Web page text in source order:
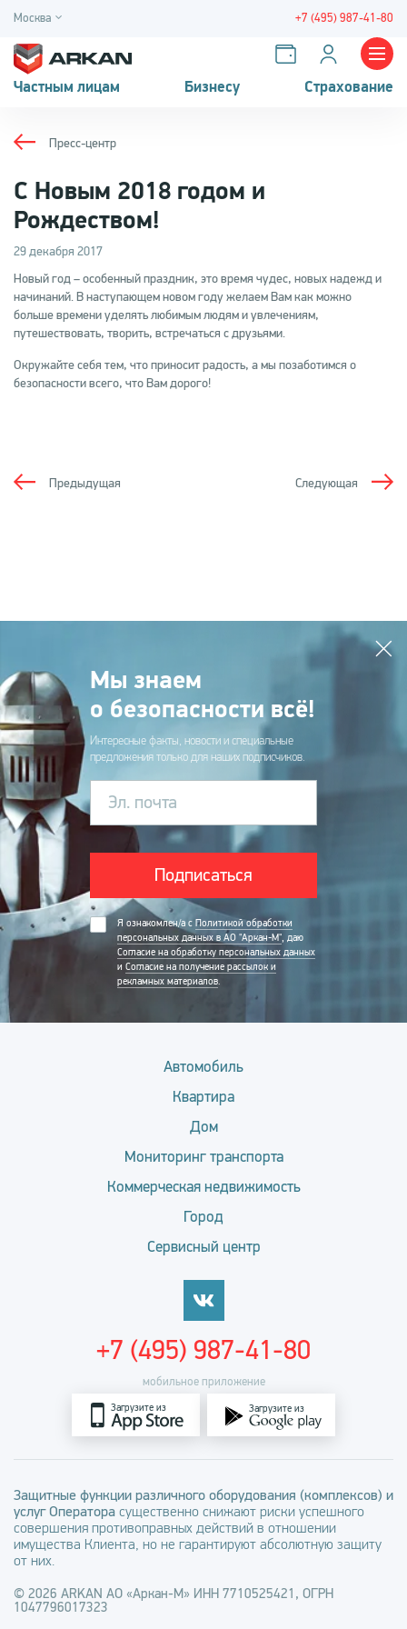
Москва +7 (495) 987-41-80
Частным лицам Бизнесу Страхование
Пресс-центр
С Новым 2018 годом и
Рождеством!
29 декабря 2017
Новый год – особенный праздник, это время чудес, новых надежд и
начинаний. В наступающем новом году желаем Вам как можно
больше времени уделять любимым людям и увлечениям,
путешествовать, творить, встречаться с друзьями.
Окружайте себя тем, что приносит радость, а мы позаботимся о
безопасности всего, что Вам дорого!
Следующая
Предыдущая
Мы знаем
о безопасности всё!
Интересные факты, новости и специальные
предложения только для наших подписчиков.
Эл. почта
Подписаться
Я ознакомлен/а с Политикой обработки
персональных данных в АО "Аркан-М", даю
Согласие на обработку персональных данных
и Согласие на получение рассылок и
рекламных материалов.
Автомобиль
Квартира
Дом
Мониторинг транспорта
Коммерческая недвижимость
Город
Сервисный центр
мобильное приложение
Загрузите из Загрузите из
+7 (495) 987-41-80
Защитные функции различного оборудования (комплексов) и
услуг Оператора существенно снижают риски успешного
совершения противоправных действий в отношении
имущества Клиента, но не гарантируют абсолютную защиту
от них.
© 2026 ARKAN АО «Аркан-М» ИНН 7710525421, ОГРН
1047796017323